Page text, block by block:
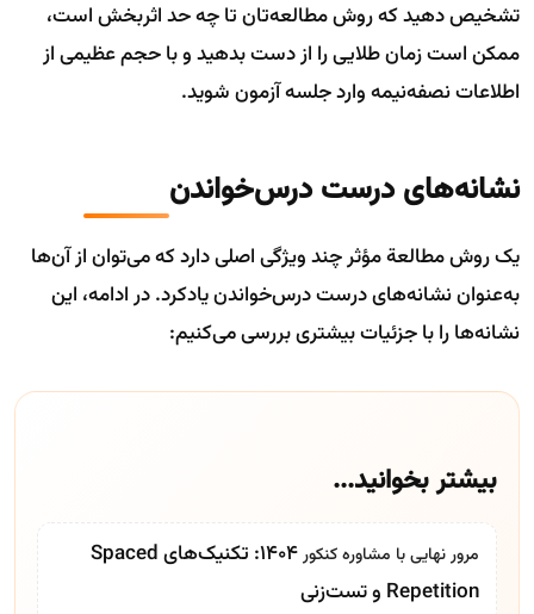
تشخیص دهید که روش مطالعه‌تان تا چه حد اثربخش است،
ممکن است زمان طلایی را از دست بدهید و با حجم عظیمی از
اطلاعات نصفه‌نیمه وارد جلسه آزمون شوید.
نشانه‌های درست درس‌خواندن
یک روش مطالعة مؤثر چند ویژگی اصلی دارد که می‌توان از آن‌ها
به‌عنوان نشانه‌های درست درس‌خواندن یادکرد. در ادامه، این
نشانه‌ها را با جزئیات بیشتری بررسی می‌کنیم:
بیشتر بخوانید...
مرور نهایی با مشاوره کنکور
۱۴۰۴: تکنیک‌های Spaced
Repetition و تست‌زنی